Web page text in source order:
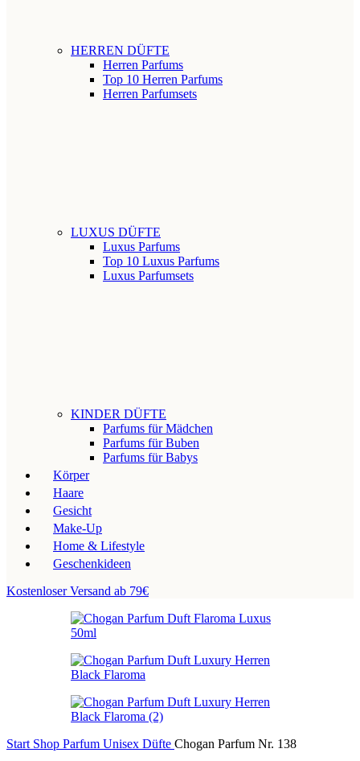
HERREN DÜFTE
Herren Parfums
Top 10 Herren Parfums
Herren Parfumsets
LUXUS DÜFTE
Luxus Parfums
Top 10 Luxus Parfums
Luxus Parfumsets
KINDER DÜFTE
Parfums für Mädchen
Parfums für Buben
Parfums für Babys
Körper
Haare
Gesicht
Make-Up
Home & Lifestyle
Geschenkideen
Kostenloser Versand ab 79€
Start Shop Parfum Unisex Düfte Chogan Parfum Nr. 138